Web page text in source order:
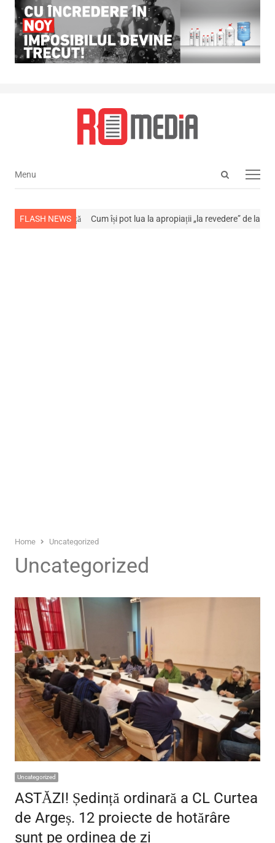
Open
Menu
Menu
FLASH NEWS
din viață Cum își pot lua la apropiații „la revedere” de la… NEWS
Home Uncategorized
Uncategorized
Uncategorized
ASTĂZI! Ședință ordinară a CL Curtea
de Argeș. 12 proiecte de hotărâre
sunt pe ordinea de zi